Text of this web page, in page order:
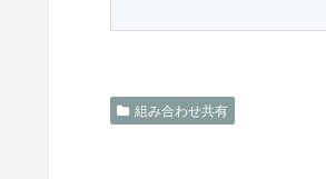
組み合わせ共有